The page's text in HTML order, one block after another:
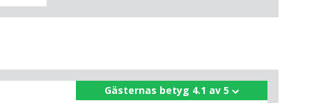
Gästernas betyg 4.1 av 5